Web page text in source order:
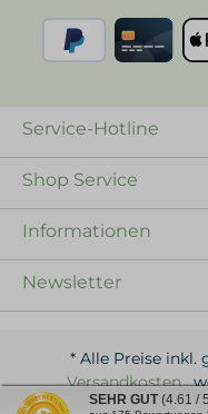
Service-Hotline
Shop Service
Informationen
Newsletter
* Alle Preise inkl.
Versandkosten,
SEHR GUT (4.61 /